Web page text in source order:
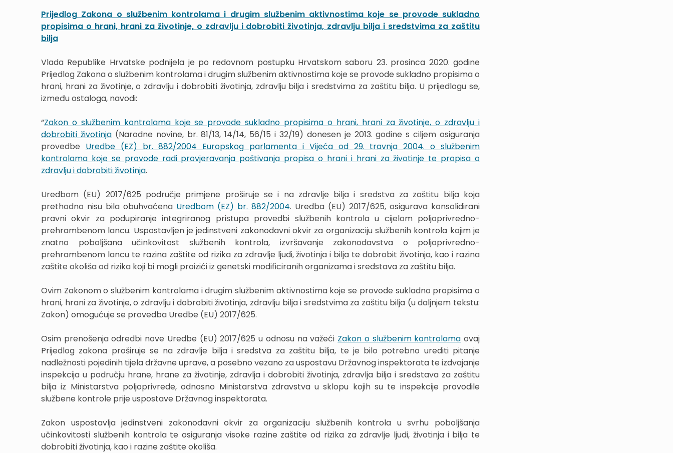
Prijedlog Zakona o službenim kontrolama i drugim službenim aktivnostima koje se provode sukladno
propisima o hrani, hrani za životinje, o zdravlju i dobrobiti životinja, zdravlju bilja i sredstvima za zaštitu
bilja
Vlada Republike Hrvatske podnijela je po redovnom postupku Hrvatskom saboru 23. prosinca 2020. godine
Prijedlog Zakona o službenim kontrolama i drugim službenim aktivnostima koje se provode sukladno propisima o
hrani, hrani za životinje, o zdravlju i dobrobiti životinja, zdravlju bilja i sredstvima za zaštitu bilja. U prijedlogu se,
između ostaloga, navodi:
“Zakon o službenim kontrolama koje se provode sukladno propisima o hrani, hrani za životinje, o zdravlju i
dobrobiti životinja(Narodne novine, br. 81/13, 14/14, 56/15 i 32/19) donesen je 2013. godine s ciljem osiguranja
provedbe Uredbe (EZ) br. 882/2004 Europskog parlamenta i Vijeća od 29. travnja 2004. o službenim
kontrolama koje se provode radi provjeravanja poštivanja propisa o hrani i hrani za životinje te propisa o
zdravlju i dobrobiti životinja.
Uredbom (EU) 2017/625 područje primjene proširuje se i na zdravlje bilja i sredstva za zaštitu bilja koja
prethodno nisu bila obuhvaćena Uredbom (EZ) br. 882/2004. Uredba (EU) 2017/625, osigurava konsolidirani
pravni okvir za podupiranje integriranog pristupa provedbi službenih kontrola u cijelom poljoprivredno-
prehrambenom lancu. Uspostavljen je jedinstveni zakonodavni okvir za organizaciju službenih kontrola kojim je
znatno poboljšana učinkovitost službenih kontrola, izvršavanje zakonodavstva o poljoprivredno-
prehrambenom lancu te razina zaštite od rizika za zdravlje ljudi, životinja i bilja te dobrobit životinja, kao i razina
zaštite okoliša od rizika koji bi mogli proizići iz genetski modificiranih organizama i sredstava za zaštitu bilja.
Ovim Zakonom o službenim kontrolama i drugim službenim aktivnostima koje se provode sukladno propisima o
hrani, hrani za životinje, o zdravlju i dobrobiti životinja, zdravlju bilja i sredstvima za zaštitu bilja (u daljnjem tekstu:
Zakon) omogućuje se provedba Uredbe (EU) 2017/625.
Osim prenošenja odredbi nove Uredbe (EU) 2017/625 u odnosu na važeći Zakon o službenim kontrolama ovaj
Prijedlog zakona proširuje se na zdravlje bilja i sredstva za zaštitu bilja, te je bilo potrebno urediti pitanje
nadležnosti pojedinih tijela državne uprave, a posebno vezano za uspostavu Državnog inspektorata te izdvajanje
inspekcija u području hrane, hrane za životinje, zdravlja i dobrobiti životinja, zdravlja bilja i sredstava za zaštitu
bilja iz Ministarstva poljoprivrede, odnosno Ministarstva zdravstva u sklopu kojih su te inspekcije provodile
službene kontrole prije uspostave Državnog inspektorata.
Zakon uspostavlja jedinstveni zakonodavni okvir za organizaciju službenih kontrola u svrhu poboljšanja
učinkovitosti službenih kontrola te osiguranja visoke razine zaštite od rizika za zdravlje ljudi, životinja i bilja te
dobrobiti životinja, kao i razine zaštite okoliša.